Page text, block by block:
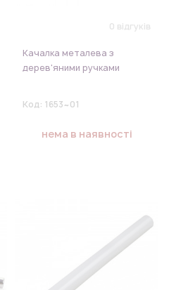
0 відгуків
Качалка металева з
дерев'яними ручками
Код: 1653~01
нема в наявності